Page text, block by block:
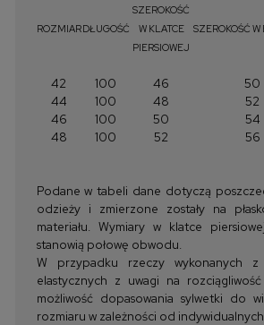
ROZMIARDŁUGOŚĆ
SZEROKOŚĆ
W KLATCE
PIERSIOWEJ
SZEROKOŚĆ W
42 100 46 50
44
100 48 52
46
100 50 54
48
100 52 56
Podane w tabeli dane dotyczą
odzieży i zmierzone zostały na
materiału. Wymiary w klatce
stanowią połowę obwodu.
W przypadku rzeczy wykonanych
elastycznych z uwagi na rozciągliwość
możliwość dopasowania sylwetki do
rozmiaru w zależności od